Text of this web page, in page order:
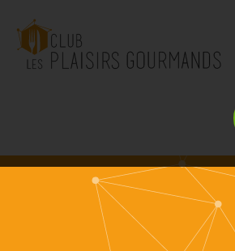
Les Afterwork du Club
Évènements Inter Club